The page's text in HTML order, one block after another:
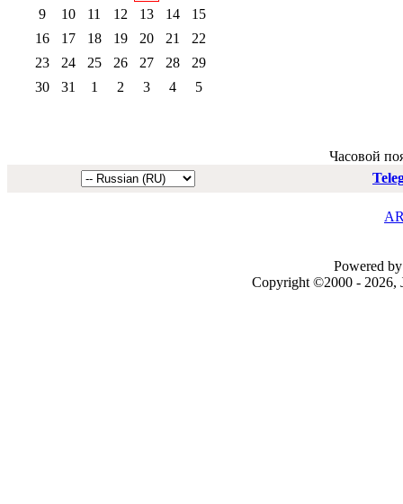
9
10 11 12 13 14
15
16
17 18 19 20 21
22
23
24 25 26 27 28
29
30
31 1 2 3 4 5
Часовой
Powered
Copyright ©2000 - 2026,